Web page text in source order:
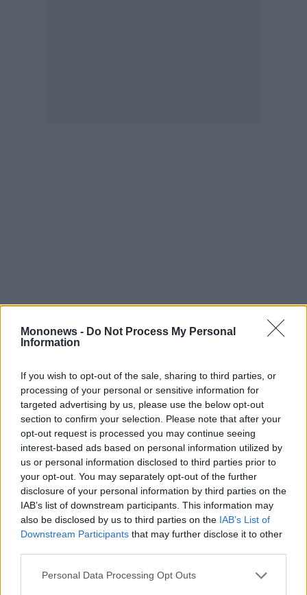
Mononews - Do Not Process My Personal
Information
If you wish to opt-out of the sale, sharing to third parties, or
processing of your personal or sensitive information for
targeted advertising by us, please use the below opt-out
section to confirm your selection. Please note that after your
opt-out request is processed you may continue seeing
interest-based ads based on personal information utilized by
us or personal information disclosed to third parties prior to
your opt-out. You may separately opt-out of the further
disclosure of your personal information by third parties on the
IAB’s list of downstream participants. This information may
also be disclosed by us to third parties on the IAB’s List of
Downstream Participants that may further disclose it to other
Personal Data Processing Opt Outs